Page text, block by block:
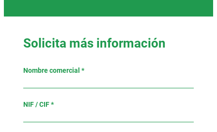
Solicita más información
Nombre comercial *
NIF / CIF *